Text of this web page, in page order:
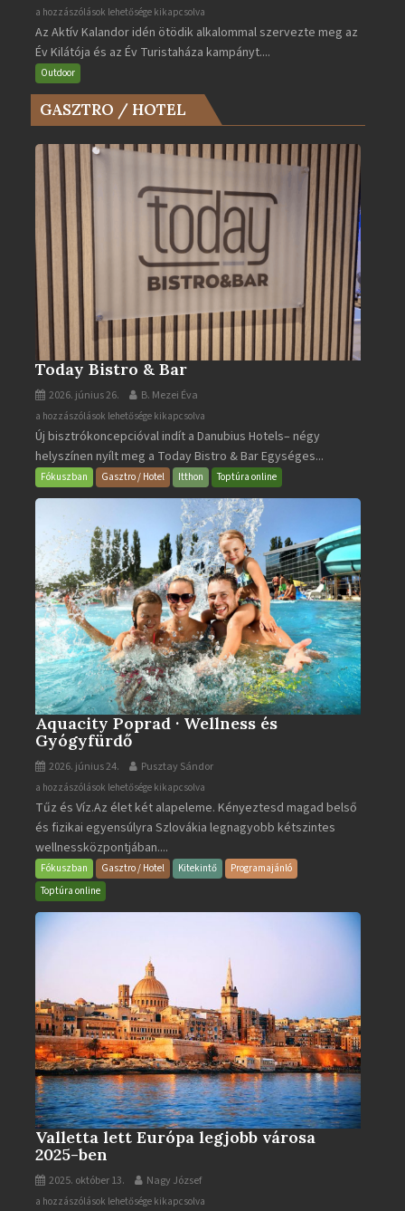
Az
Év
Kilátója
és
Év
Turistaháza
bejegyzéshez
a hozzászólások lehetősége kikapcsolva
Az Aktív Kalandor idén ötödik alkalommal szervezte meg az
Év Kilátója és az Év Turistaháza kampányt....
Outdoor
GASZTRO / HOTEL
Today Bistro & Bar
2026. június 26. B. Mezei Éva
Today
Bistro
&
Bar
a hozzászólások lehetősége kikapcsolva
Új bisztrókoncepcióval indít a Danubius Hotels– négy
helyszínen nyílt meg a Today Bistro & Bar Egységes...
Fókuszban Gasztro / Hotel Itthon Toptúra online
Aquacity Poprad · Wellness és
Gyógyfürdő
2026. június 24. Pusztay Sándor
Aquacity
Poprad
·
Wellness
és
Gyógyfürdő
a hozzászólások lehetősége kikapcsolva
Tűz és Víz.Az élet két alapeleme. Kényeztesd magad belső
és fizikai egyensúlyra Szlovákia legnagyobb kétszintes
wellnessközpontjában....
Fókuszban Gasztro / Hotel Kitekintő
Programajánló
Toptúra online
Valletta lett Európa legjobb városa
2025-ben
2025. október 13. Nagy József
Valletta
a hozzászólások lehetősége kikapcsolva